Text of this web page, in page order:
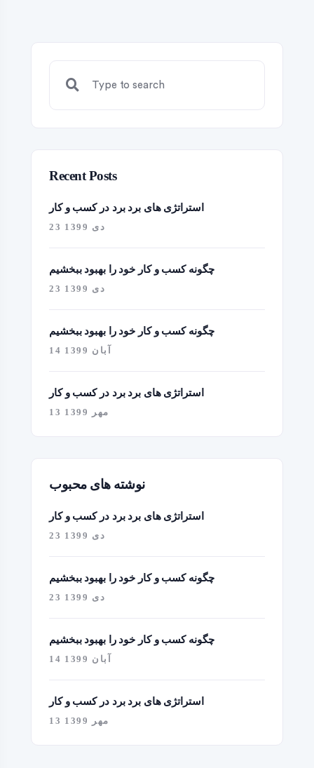
Recent Posts
استراتژی های برد برد در کسب و کار
23 دی 1399
چگونه کسب و کار خود را بهبود ببخشیم
23 دی 1399
چگونه کسب و کار خود را بهبود ببخشیم
14 آبان 1399
استراتژی های برد برد در کسب و کار
13 مهر 1399
نوشته های محبوب
استراتژی های برد برد در کسب و کار
23 دی 1399
چگونه کسب و کار خود را بهبود ببخشیم
23 دی 1399
چگونه کسب و کار خود را بهبود ببخشیم
14 آبان 1399
استراتژی های برد برد در کسب و کار
13 مهر 1399